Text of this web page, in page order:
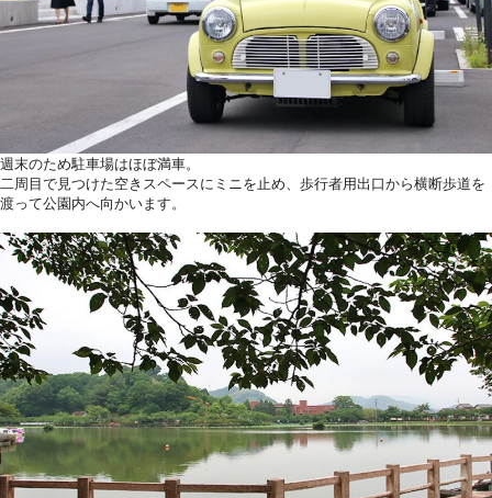
週末のため駐車場はほぼ満車。
二周目で見つけた空きスペースにミニを止め、歩行者用出口から横断歩道を
渡って公園内へ向かいます。